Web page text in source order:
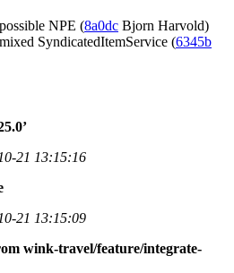
NPE (8a0dc Bjorn Harvold)
SyndicatedItemService (6345b
21 13:15:16
21 13:15:09
wink-travel/feature/integrate-